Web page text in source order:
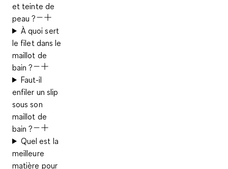
et teinte de
peau ?
À quoi sert
le filet dans le
maillot de
bain ?
Faut-il
enfiler un slip
sous son
maillot de
bain ?
Quel est la
meilleure
matière pour